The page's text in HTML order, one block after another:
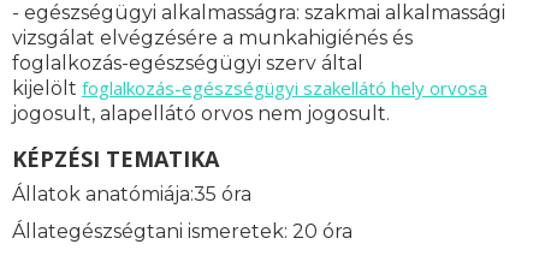
- egészségügyi alkalmasságra: szakmai alkalmassági
vizsgálat elvégzésére a munkahigiénés és
foglalkozás-egészségügyi szerv által
kijelölt foglalkozás-egészségügyi szakellátó hely orvosa
jogosult, alapellátó orvos nem jogosult.
KÉPZÉSI TEMATIKA
Állatok anatómiája:35 óra
Állategészségtani ismeretek: 20 óra